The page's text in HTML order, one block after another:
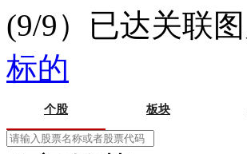
(9/9）已达关联
标的
个股 板块